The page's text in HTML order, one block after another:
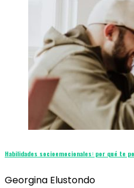
Habilidades socioemocionales: por qué te
Georgina Elustondo